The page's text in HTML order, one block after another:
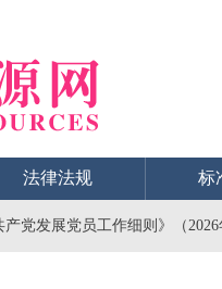
法律法规 标
产党发展党员工作细则》（